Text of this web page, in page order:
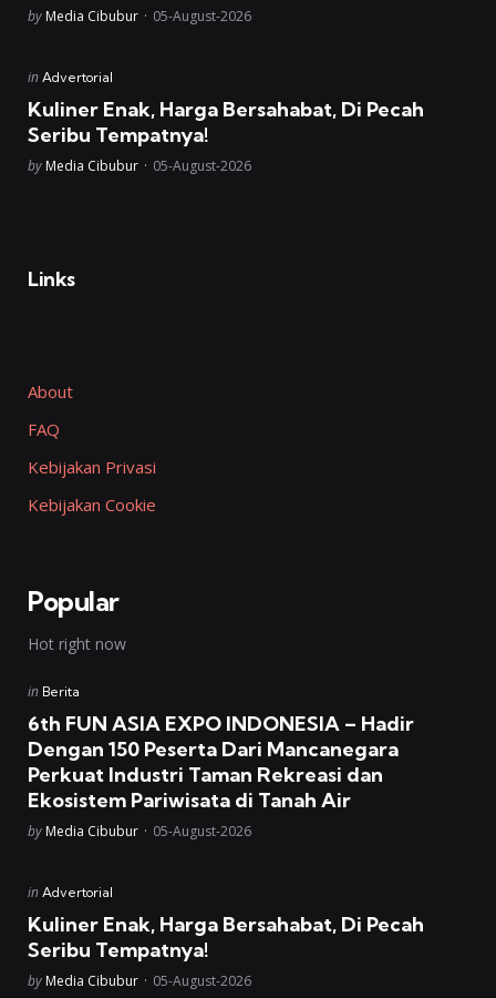
Posted
by Media Cibubur 05-August-2026
Posted
in Advertorial
Kuliner Enak, Harga Bersahabat, Di Pecah
Seribu Tempatnya!
Posted
by Media Cibubur 05-August-2026
Links
About
FAQ
Kebijakan Privasi
Kebijakan Cookie
Popular
Hot right now
Posted
in Berita
6th FUN ASIA EXPO INDONESIA – Hadir
Dengan 150 Peserta Dari Mancanegara
Perkuat Industri Taman Rekreasi dan
Ekosistem Pariwisata di Tanah Air
Posted
by Media Cibubur 05-August-2026
Posted
in Advertorial
Kuliner Enak, Harga Bersahabat, Di Pecah
Seribu Tempatnya!
Posted
by Media Cibubur 05-August-2026